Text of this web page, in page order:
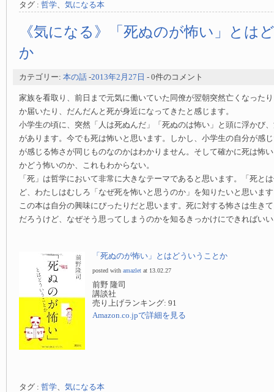
タグ : 哲学、 気になる本
《気になる》「死ぬのが怖い」とは
か
カテゴリー: 本の話 -2013年2月27日 - 0件のコメント
家族を看取り、前日まで元気に働いていた同僚が翌朝突然亡くなった
か届いたり、だんだんと死が身近になってきたと感じます。
小学生の頃に、突然「人は死ぬんだ」「死ぬのは怖い」と頭に浮かび
があります。今でも死は怖いと思います。しかし、小学生の自分が感
が感じる怖さが同じものなのかはわかりません。そして確かに死は怖
かどう怖いのか、これもわからない。
「死」は哲学において非常に大きなテーマであると思います。「死と
ど、わたしはむしろ「なぜ死を怖いと思うのか」を知りたいと思いま
この本は自分の興味にぴったりだと思います。死に対する怖さは生き
だろうけど、なぜそう思ってしまうのかを知るきっかけにできればい
「死ぬのが怖い」とはどういうことか
posted with amazlet at 13.02.27
前野 隆司
講談社
売り上げランキング: 91
Amazon.co.jpで詳細を見る
タグ : 哲学、 気になる本